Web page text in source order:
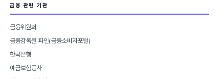
금융 관련 기관
금융위원회
금융감독원 파인(금융소비자포털)
한국은행
예금보험공사